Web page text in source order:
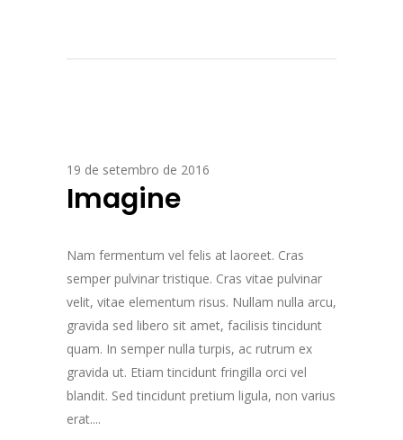
19 de setembro de 2016
Imagine
Nam fermentum vel felis at laoreet. Cras
semper pulvinar tristique. Cras vitae pulvinar
velit, vitae elementum risus. Nullam nulla arcu,
gravida sed libero sit amet, facilisis tincidunt
quam. In semper nulla turpis, ac rutrum ex
gravida ut. Etiam tincidunt fringilla orci vel
blandit. Sed tincidunt pretium ligula, non varius
erat....